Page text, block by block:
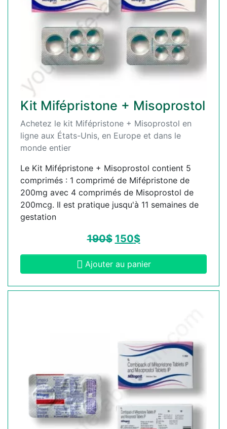
Kit Mifépristone + Misoprostol
Achetez le kit Mifépristone + Misoprostol en
ligne aux États-Unis, en Europe et dans le
monde entier
Le Kit Mifépristone + Misoprostol contient 5
comprimés : 1 comprimé de Mifépristone de
200mg avec 4 comprimés de Misoprostol de
200mcg. Il est pratique jusqu'à 11 semaines de
gestation
190$ 150$
Ajouter au panier